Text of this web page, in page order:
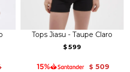
Tops Jiasu - Taupe Claro
$ 599
$ 509